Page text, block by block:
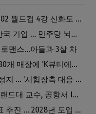
외국인 심판 성접대 7경기 … 2002 월드컵 4강 신화도 흔들
트럼프 회사에 200만 달러 준 한국 기업 … 민주당 뇌물의혹 조사
맨스…아들과 3살 차
올리브영, 美 세포라 뚫었다…580개 매장에 ‘K뷰티에딧’ 론칭
변호사 시험 보던 한인 여성 심정지 … ‘시험장측 대응 부적절’ 소송
“합법 취업허가 있는데” … 메릴랜드대 교수, 공항서 ICE에 체포, 구금 중
동포청, 재외국민 우편·전자투표 추진 … 2028년 도입 목표